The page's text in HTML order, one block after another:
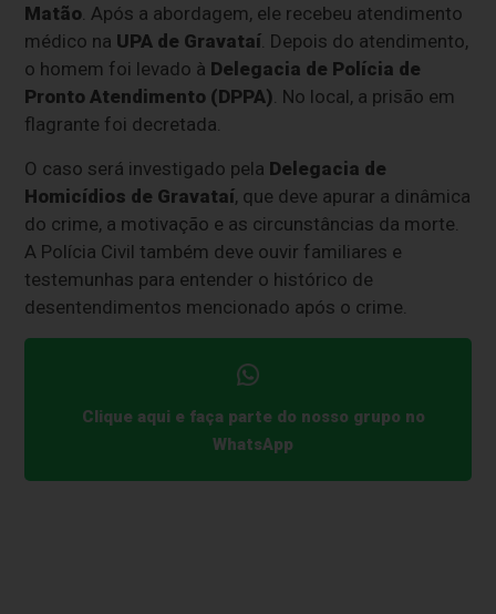
Matão . Após a abordagem, ele recebeu atendimento
médico na UPA de Gravataí . Depois do atendimento,
o homem foi levado à Delegacia de Polícia de
Pronto Atendimento (DPPA) . No local, a prisão em
flagrante foi decretada.
O caso será investigado pela Delegacia de
Homicídios de Gravataí, que deve apurar a dinâmica
do crime, a motivação e as circunstâncias da morte.
A Polícia Civil também deve ouvir familiares e
testemunhas para entender o histórico de
desentendimentos mencionado após o crime.
Clique aqui e faça parte do nosso grupo no
WhatsApp